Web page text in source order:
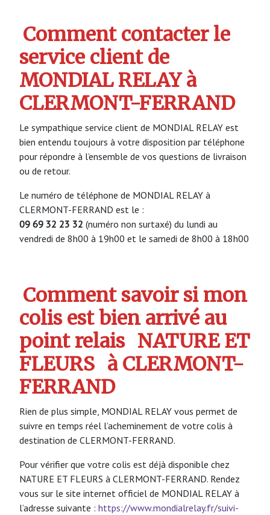
Comment contacter le
service client de
MONDIAL RELAY à
CLERMONT-FERRAND
Le sympathique service client de MONDIAL RELAY est
bien entendu toujours à votre disposition par téléphone
pour répondre à l’ensemble de vos questions de livraison
ou de retour.
Le numéro de téléphone de MONDIAL RELAY à
CLERMONT-FERRAND est le :
09 69 32 23 32 (numéro non surtaxé) du lundi au
vendredi de 8h00 à 19h00 et le samedi de 8h00 à 18h00
Comment savoir si mon
colis est bien arrivé au
point relais NATURE ET
FLEURS à CLERMONT-
FERRAND
Rien de plus simple, MONDIAL RELAY vous permet de
suivre en temps réel l’acheminement de votre colis à
destination de CLERMONT-FERRAND.
Pour vérifier que votre colis est déjà disponible chez
NATURE ET FLEURS à CLERMONT-FERRAND. Rendez
vous sur le site internet officiel de MONDIAL RELAY à
l’adresse suivante : https://www.mondialrelay.fr/suivi-